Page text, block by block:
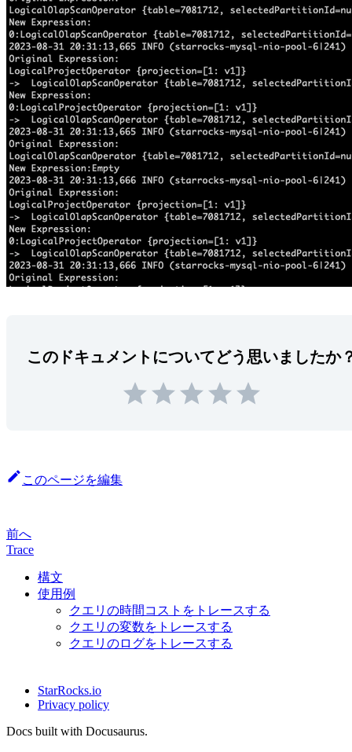
このドキュメントについてどう思いましたか
このページを編集
前へ
Trace
構文
使用例
クエリの時間コストをトレースする
クエリの変数をトレースする
クエリのログをトレースする
StarRocks.io
Privacy policy
Docs built with Docusaurus.